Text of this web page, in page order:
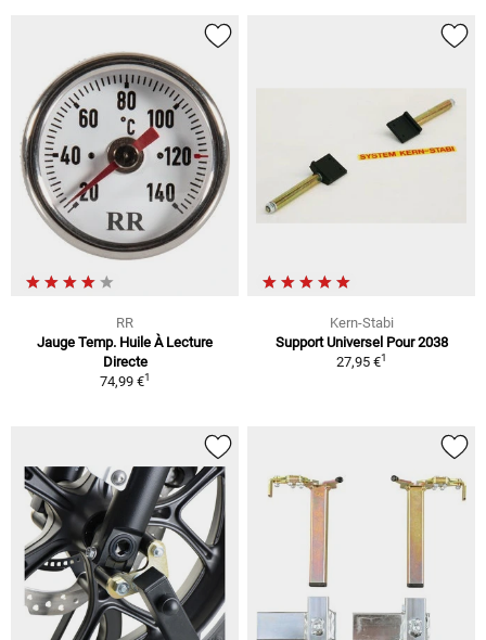
RR
Jauge Temp. Huile À Lecture
Directe
74,99 €1
Kern-Stabi
Support Universel Pour 2038
27,95 €1